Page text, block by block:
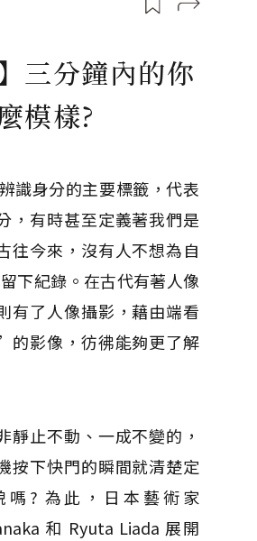
三分鐘內的你
模樣?
識身分的主要標籤，代表
，有時甚至定義著我們是
往今來，沒有人不想為自
下紀錄。在古代有著人像
有了人像攝影，藉由端看
影像，彷彿能夠更了解
靜止不動、一成不變的，
按下快門的瞬間就清楚定
嗎? 為此，日本藝術家
和 Ryuta Liada 展開